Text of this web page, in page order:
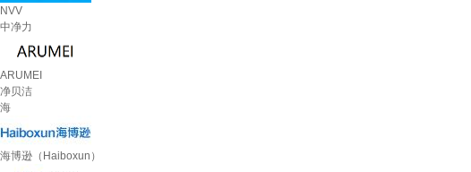
NVV
中净力
ARUMEI
净贝洁
海
海博逊（Haiboxun）